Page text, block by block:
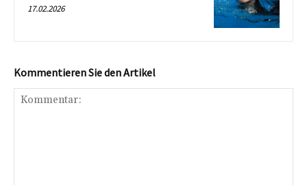
17.02.2026
Kommentieren Sie den Artikel